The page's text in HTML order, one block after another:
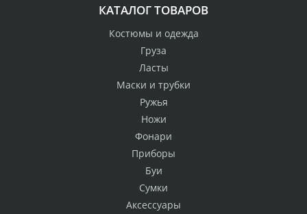
КАТАЛОГ ТОВАРОВ
Костюмы и одежда
Груза
Ласты
Маски и трубки
Ружья
Ножи
Фонари
Приборы
Буи
Сумки
Аксессуары